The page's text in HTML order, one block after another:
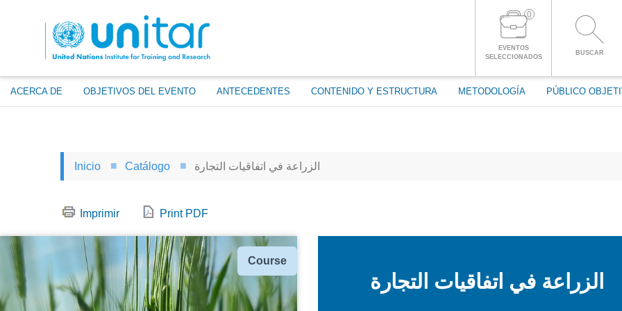
0
EVENTOS
SELECCIONADOS
BUSCAR
ACERCA DE OBJETIVOS DEL EVENTO ANTECEDENTES CONTENIDO Y ESTRUCTURA METODOLOGÍA PÚBLICO
ENTRAR A LA CUENTA
Inicio Catálogo الزراعة في اتفاقيات التجارة
Imprimir Print PDF
Tipo
Course
الزراعة في اتفاقيات التجارة